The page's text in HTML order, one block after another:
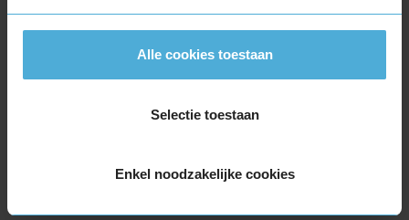
Alle cookies toestaan
Selectie toestaan
Enkel noodzakelijke cookies
255/40R20 101Y EXTRALOAD
255/45R20 105Y EXTRALOAD